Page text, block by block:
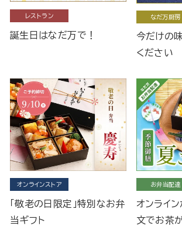
レストラン
誕生日はなだ万で！
なだ万厨房
今だけの
ください
オンラインストア
「敬老の日限定」特別なお弁
当ギフト
お弁当配達
オンライ
文でお茶